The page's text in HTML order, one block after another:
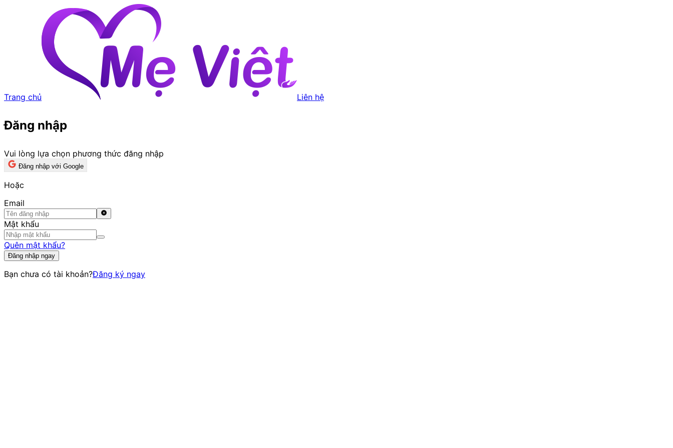
Trang chủ Liên hệ
Đăng nhập
Vui lòng lựa chọn phương thức đăng nhập
Đăng nhập với Google
Hoặc
Email
Mật khẩu
Quên mật khẩu?
Đăng nhập ngay
Bạn chưa có tài khoản?Đăng ký ngay